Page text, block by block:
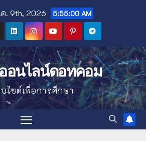
. 9th, 2026 5:55:01 AM
อนไลน์ดอทคอม
บไซต์เพื่อการศึกษา